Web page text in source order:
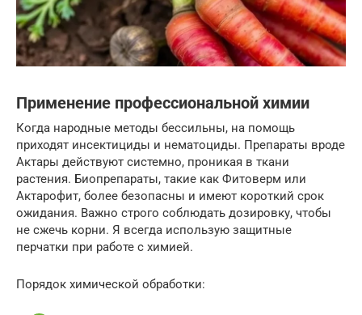
Применение профессиональной химии
Когда народные методы бессильны, на помощь
приходят инсектициды и нематоциды. Препараты вроде
Актары действуют системно, проникая в ткани
растения. Биопрепараты, такие как Фитоверм или
Актарофит, более безопасны и имеют короткий срок
ожидания. Важно строго соблюдать дозировку, чтобы
не сжечь корни. Я всегда использую защитные
перчатки при работе с химией.
Порядок химической обработки: